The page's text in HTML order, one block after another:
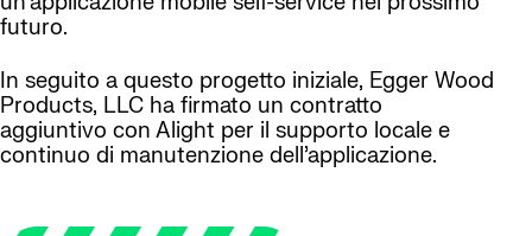
futuro.
In seguito a questo progetto iniziale, Egger Wood
Products, LLC ha firmato un contratto
aggiuntivo con Alight per il supporto locale e
continuo di manutenzione dell’applicazione.